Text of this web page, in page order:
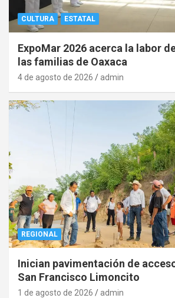
CULTURA ESTATAL
ExpoMar 2026 acerca la labor
las familias de Oaxaca
4 de agosto de 2026 admin
REGIONAL
Inician pavimentación de
San Francisco Limoncito
1 de agosto de 2026 admin